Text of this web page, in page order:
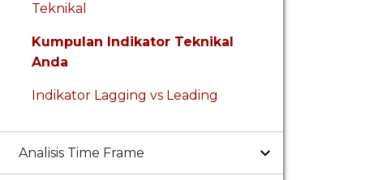
Teknikal
Kumpulan Indikator Teknikal
Anda
Indikator Lagging vs Leading
Analisis Time Frame